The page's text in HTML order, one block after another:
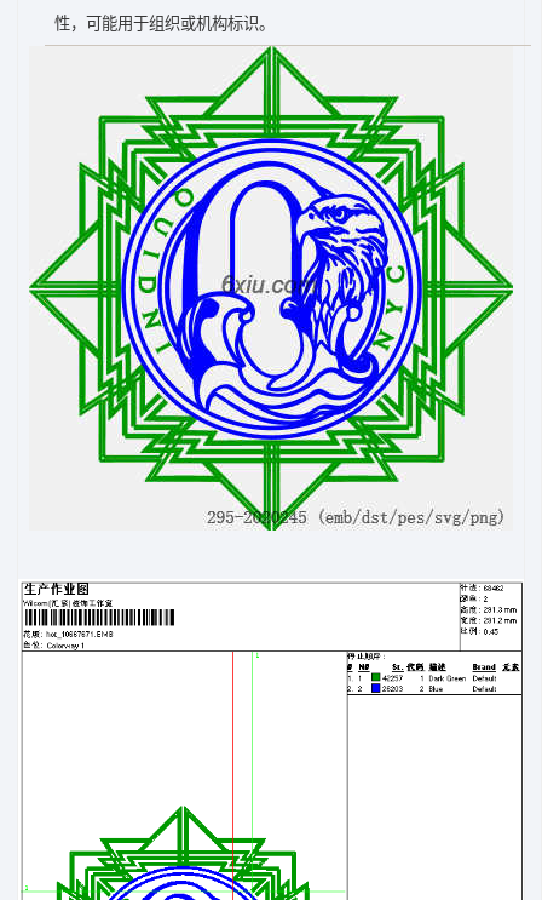
性，可能用于组织或机构标识。